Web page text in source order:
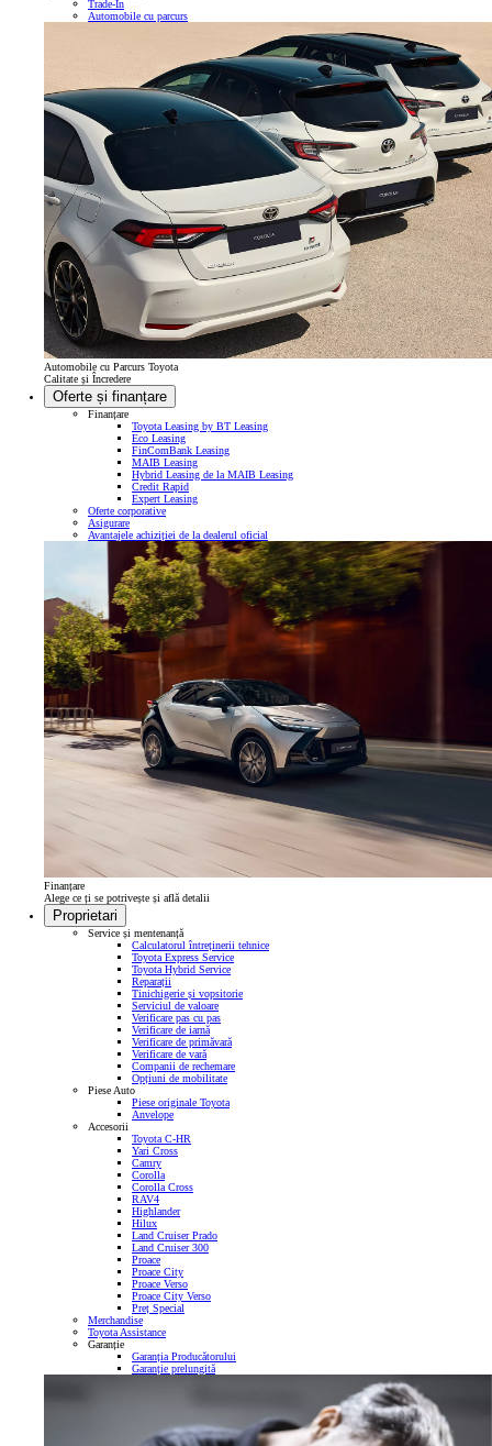
Trade-In
Automobile cu parcurs
Automobile cu Parcurs Toyota
Calitate și Încredere
Oferte și finanțare
Finanțare
Toyota Leasing by BT Leasing
Eco Leasing
FinComBank Leasing
MAIB Leasing
Hybrid Leasing de la MAIB Leasing
Credit Rapid
Expert Leasing
Oferte corporative
Asigurare
Avantajele achiziției de la dealerul oficial
Finanțare
Alege ce ți se potrivește și află detalii
Proprietari
Service și mentenanță
Calculatorul întreținerii tehnice
Toyota Express Service
Toyota Hybrid Service
Reparații
Tinichigerie și vopsitorie
Serviciul de valoare
Verificare pas cu pas
Verificare de iarnă
Verificare de primăvară
Verificare de vară
Companii de rechemare
Opțiuni de mobilitate
Piese Auto
Piese originale Toyota
Anvelope
Accesorii
Toyota C-HR
Yari Cross
Camry
Corolla
Corolla Cross
RAV4
Highlander
Hilux
Land Cruiser Prado
Land Cruiser 300
Proace
Proace City
Proace Verso
Proace City Verso
Preț Special
Merchandise
Toyota Assistance
Garanție
Garanția Producătorului
Garanție prelungită